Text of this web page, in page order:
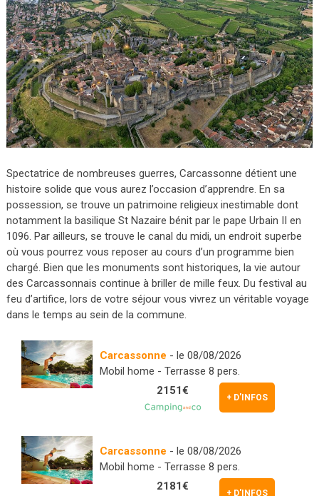
Spectatrice de nombreuses guerres, Carcassonne détient une
histoire solide que vous aurez l’occasion d’apprendre. En sa
possession, se trouve un patrimoine religieux inestimable dont
notamment la basilique St Nazaire bénit par le pape Urbain II en
1096. Par ailleurs, se trouve le canal du midi, un endroit superbe
où vous pourrez vous reposer au cours d’un programme bien
chargé. Bien que les monuments sont historiques, la vie autour
des Carcassonnais continue à briller de mille feux. Du festival au
feu d’artifice, lors de votre séjour vous vivrez un véritable voyage
dans le temps au sein de la commune.
Carcassonne - le 08/08/2026
Mobil home - Terrasse 8 pers.
+ D'INFOS
2151€
Carcassonne - le 08/08/2026
Mobil home - Terrasse 8 pers.
+ D'INFOS
2181€